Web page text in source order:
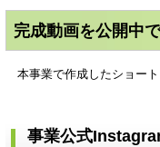
完成動画を公開中
本事業で作成したショート
事業公式